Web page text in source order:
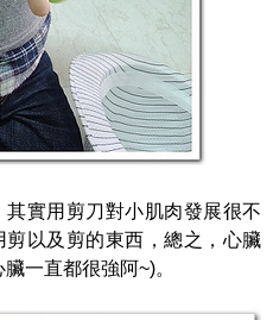
實用剪刀對小肌肉發展很不
以及剪的東西，總之，心臟
一直都很強阿~)。